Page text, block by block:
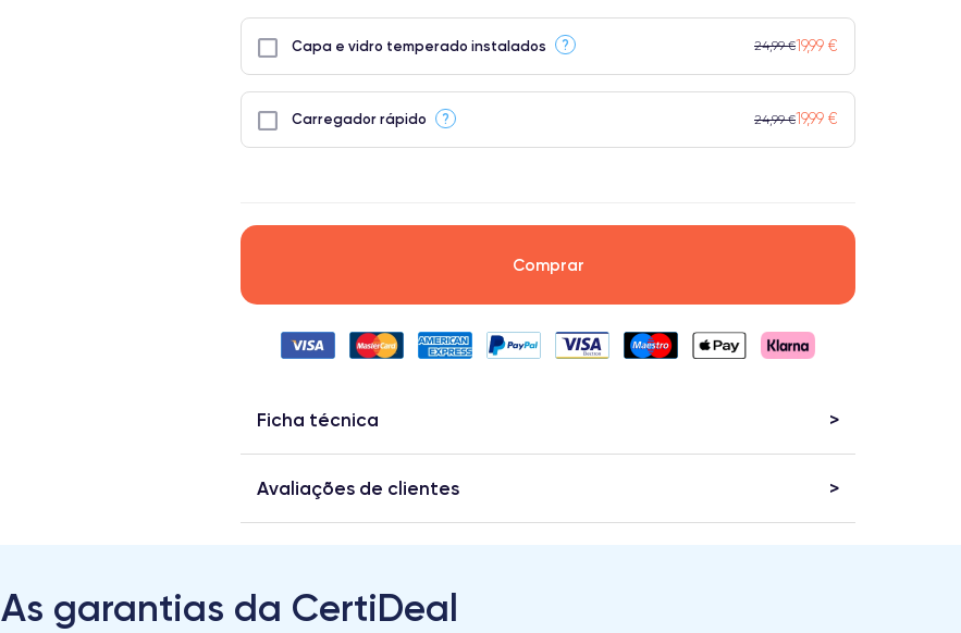
● Bateria: Adequada para uso intensivo.
Capa e vidro temperado instalados ? 24,99 €19,99 €
Carregador rápido ? 24,99 €19,99 €
Comprar
Ficha técnica
Avaliações de clientes
As garantias da CertiDeal